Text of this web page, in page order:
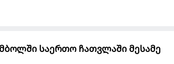
საერთო ჩათვლაში მესამე